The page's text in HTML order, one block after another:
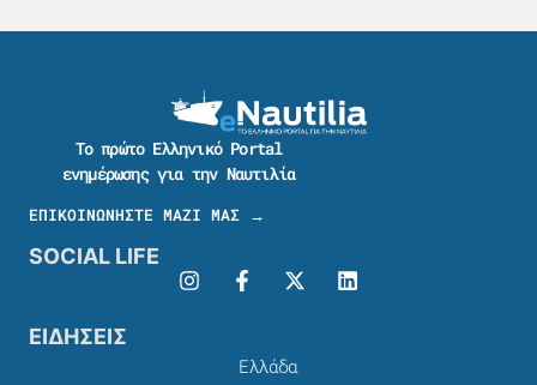
Το πρώτο Ελληνικό Portal
ενημέρωσης για την Ναυτιλία
ΕΠΙΚΟΙΝΩΝΗΣΤΕ ΜΑΖΙ ΜΑΣ →
SOCIAL LIFE
ΕΙΔΗΣΕΙΣ
Ελλάδα